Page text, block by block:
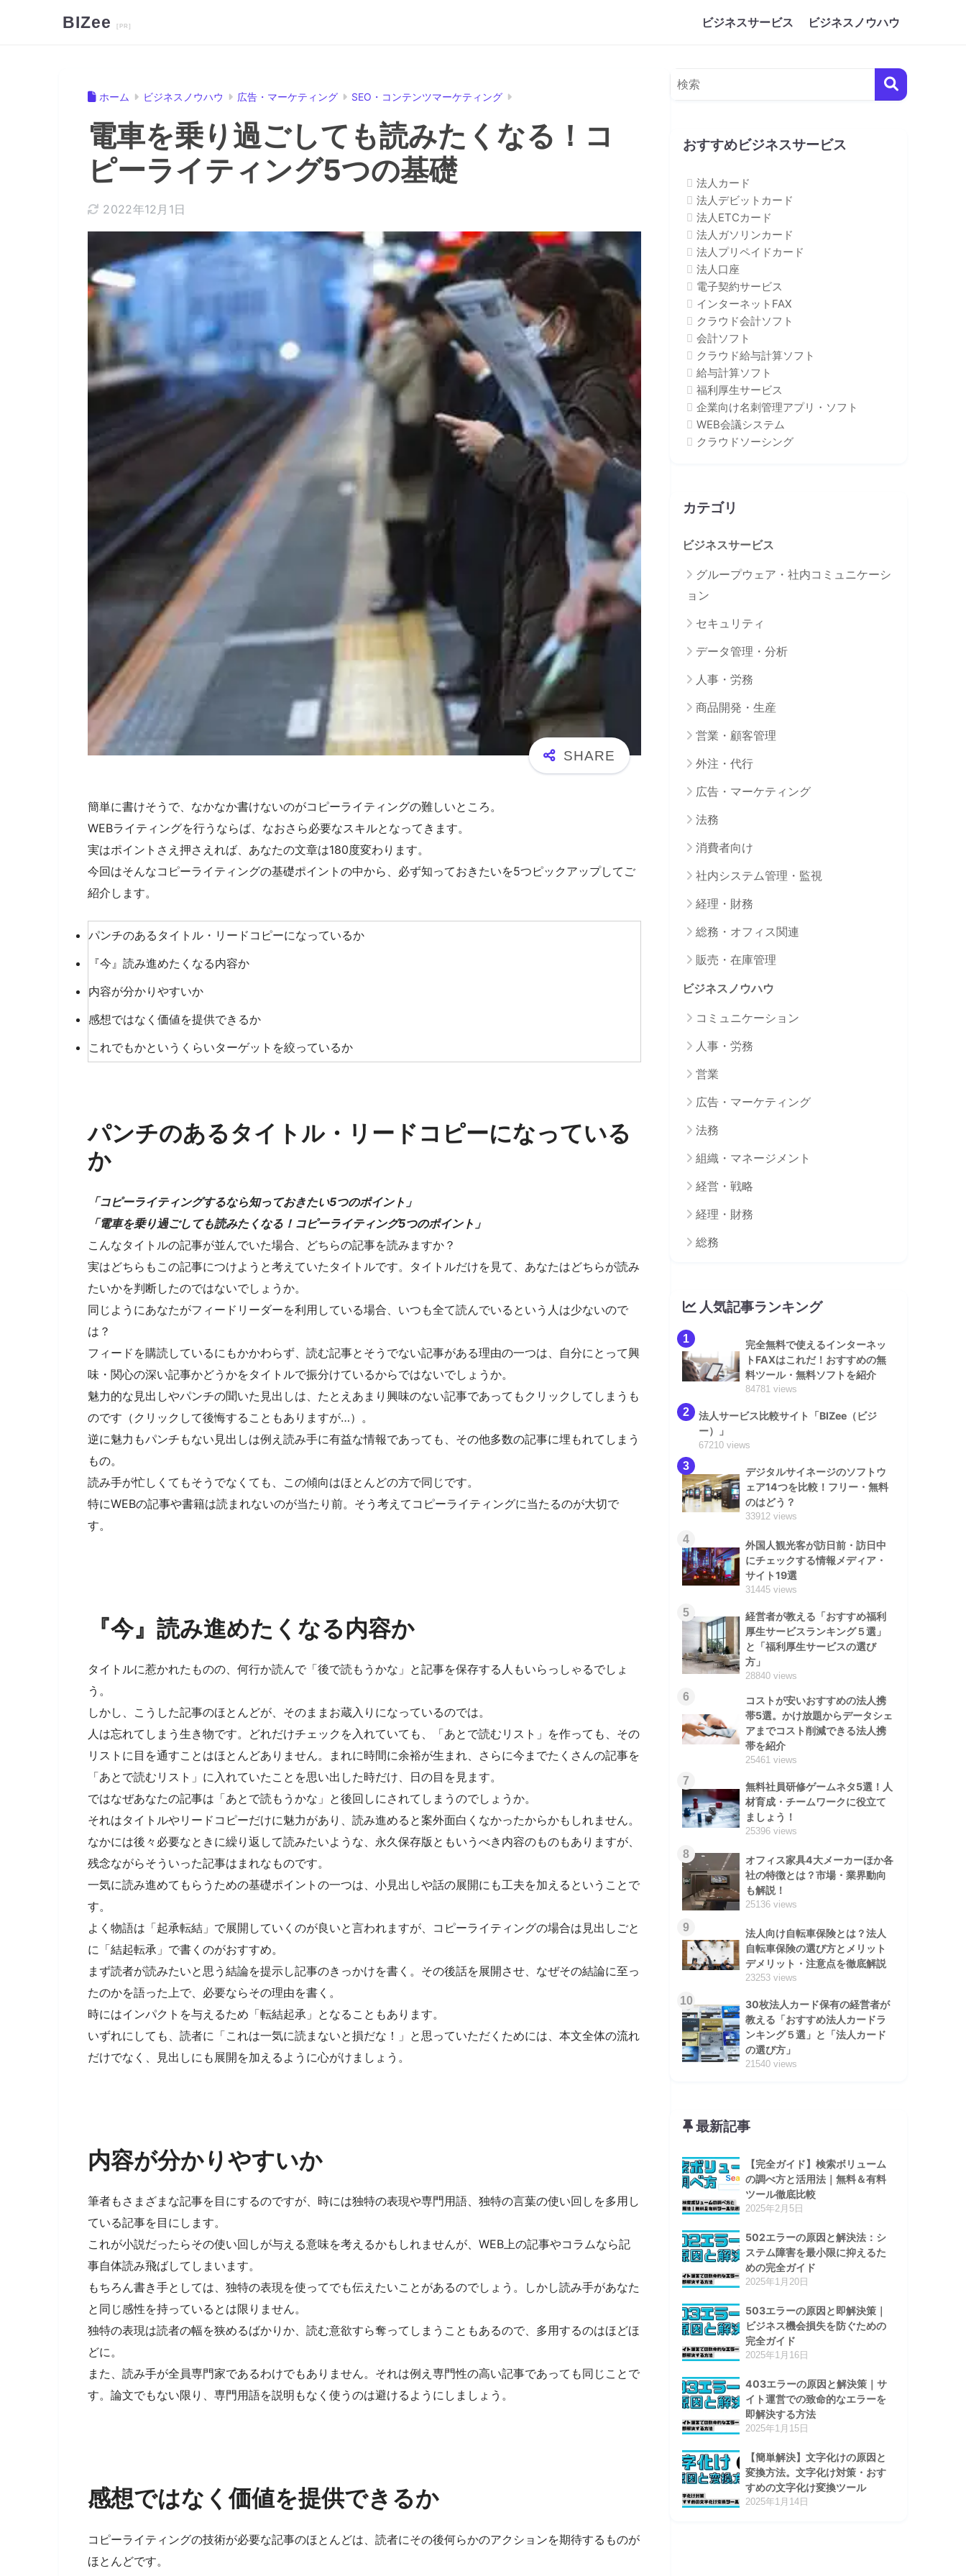
BIZee ビジネスサービス ビジネスノウハウ
ホーム ビジネスノウハウ 広告・マーケティング SEO・コンテンツマーケティング
電車を乗り過ごしても読みたくなる！コ
ピーライティング5つの基礎
2022年12月1日
簡単に書けそうで、なかなか書けないのがコピーライティングの難しいところ。
WEBライティングを行うならば、なおさら必要なスキルとなってきます。
実はポイントさえ押さえれば、あなたの文章は180度変わります。
今回はそんなコピーライティングの基礎ポイントの中から、必ず知っておきたいを5つピックアップしてご
紹介します。
パンチのあるタイトル・リードコピーになっているか
『今』読み進めたくなる内容か
内容が分かりやすいか
感想ではなく価値を提供できるか
これでもかというくらいターゲットを絞っているか
パンチのあるタイトル・リードコピーになっている
か
「コピーライティングするなら知っておきたい5つのポイント」
「電車を乗り過ごしても読みたくなる！コピーライティング5つのポイント」
こんなタイトルの記事が並んでいた場合、どちらの記事を読みますか？
実はどちらもこの記事につけようと考えていたタイトルです。タイトルだけを見て、あなたはどちらが読み
たいかを判断したのではないでしょうか。
同じようにあなたがフィードリーダーを利用している場合、いつも全て読んでいるという人は少ないので
は？
フィードを購読しているにもかかわらず、読む記事とそうでない記事がある理由の一つは、自分にとって興
味・関心の深い記事かどうかをタイトルで振分けているからではないでしょうか。
魅力的な見出しやパンチの聞いた見出しは、たとえあまり興味のない記事であってもクリックしてしまうも
のです（クリックして後悔することもありますが…）。
逆に魅力もパンチもない見出しは例え読み手に有益な情報であっても、その他多数の記事に埋もれてしまう
もの。
読み手が忙しくてもそうでなくても、この傾向はほとんどの方で同じです。
特にWEBの記事や書籍は読まれないのが当たり前。そう考えてコピーライティングに当たるのが大切で
す。
『今』読み進めたくなる内容か
タイトルに惹かれたものの、何行か読んで「後で読もうかな」と記事を保存する人もいらっしゃるでしょ
う。
しかし、こうした記事のほとんどが、そのままお蔵入りになっているのでは。
人は忘れてしまう生き物です。どれだけチェックを入れていても、「あとで読むリスト」を作っても、その
リストに目を通すことはほとんどありません。まれに時間に余裕が生まれ、さらに今までたくさんの記事を
「あとで読むリスト」に入れていたことを思い出した時だけ、日の目を見ます。
ではなぜあなたの記事は「あとで読もうかな」と後回しにされてしまうのでしょうか。
それはタイトルやリードコピーだけに魅力があり、読み進めると案外面白くなかったからかもしれません。
なかには後々必要なときに繰り返して読みたいような、永久保存版ともいうべき内容のものもありますが、
残念ながらそういった記事はまれなものです。
一気に読み進めてもらうための基礎ポイントの一つは、小見出しや話の展開にも工夫を加えるということで
す。
よく物語は「起承転結」で展開していくのが良いと言われますが、コピーライティングの場合は見出しごと
に「結起転承」で書くのがおすすめ。
まず読者が読みたいと思う結論を提示し記事のきっかけを書く。その後話を展開させ、なぜその結論に至っ
たのかを語った上で、必要ならその理由を書く。
時にはインパクトを与えるため「転結起承」となることもあります。
いずれにしても、読者に「これは一気に読まないと損だな！」と思っていただくためには、本文全体の流れ
だけでなく、見出しにも展開を加えるように心がけましょう。
内容が分かりやすいか
筆者もさまざまな記事を目にするのですが、時には独特の表現や専門用語、独特の言葉の使い回しを多用し
ている記事を目にします。
これが小説だったらその使い回しが与える意味を考えるかもしれませんが、WEB上の記事やコラムなら記
事自体読み飛ばしてしまいます。
もちろん書き手としては、独特の表現を使ってでも伝えたいことがあるのでしょう。しかし読み手があなた
と同じ感性を持っているとは限りません。
独特の表現は読者の幅を狭めるばかりか、読む意欲すら奪ってしまうこともあるので、多用するのはほどほ
どに。
また、読み手が全員専門家であるわけでもありません。それは例え専門性の高い記事であっても同じことで
す。論文でもない限り、専門用語を説明もなく使うのは避けるようにしましょう。
感想ではなく価値を提供できるか
コピーライティングの技術が必要な記事のほとんどは、読者にその後何らかのアクションを期待するものが
ほとんどです。
おすすめビジネスサービス
法人カード
法人デビットカード
法人ETCカード
法人ガソリンカード
法人プリペイドカード
法人口座
電子契約サービス
インターネットFAX
クラウド会計ソフト
会計ソフト
クラウド給与計算ソフト
給与計算ソフト
福利厚生サービス
企業向け名刺管理アプリ・ソフト
WEB会議システム
クラウドソーシング
カテゴリ
ビジネスサービス
グループウェア・社内コミュニケーシ
ョン
セキュリティ
データ管理・分析
人事・労務
商品開発・生産
営業・顧客管理
外注・代行
広告・マーケティング
法務
消費者向け
社内システム管理・監視
経理・財務
総務・オフィス関連
販売・在庫管理
ビジネスノウハウ
コミュニケーション
人事・労務
営業
広告・マーケティング
法務
組織・マネージメント
経営・戦略
経理・財務
総務
人気記事ランキング
1
完全無料で使えるインターネッ
トFAXはこれだ！おすすめの無
料ツール・無料ソフトを紹介
84781 views
2
法人サービス比較サイト「BIZee（ビジ
ー）」
67210 views
3
デジタルサイネージのソフトウ
ェア14つを比較！フリー・無料
のはどう？
33912 views
4
外国人観光客が訪日前・訪日中
にチェックする情報メディア・
サイト19選
31445 views
5
経営者が教える「おすすめ福利
厚生サービスランキング５選」
と「福利厚生サービスの選び
方」
28840 views
6
コストが安いおすすめの法人携
帯5選。かけ放題からデータシェ
アまでコスト削減できる法人携
帯を紹介
25461 views
7
無料社員研修ゲームネタ5選！人
材育成・チームワークに役立て
ましょう！
25396 views
8
オフィス家具4大メーカーほか各
社の特徴とは？市場・業界動向
も解説！
25136 views
9
法人向け自転車保険とは？法人
自転車保険の選び方とメリット
デメリット・注意点を徹底解説
23253 views
10
30枚法人カード保有の経営者が
教える「おすすめ法人カードラ
ンキング５選」と「法人カード
の選び方」
21540 views
最新記事
【完全ガイド】検索ボリューム
の調べ方と活用法｜無料＆有料
ツール徹底比較
2025年2月5日
502エラーの原因と解決法：シ
ステム障害を最小限に抑えるた
めの完全ガイド
2025年1月20日
503エラーの原因と即解決策｜
ビジネス機会損失を防ぐための
完全ガイド
2025年1月16日
403エラーの原因と解決策｜サ
イト運営での致命的なエラーを
即解決する方法
2025年1月15日
【簡単解決】文字化けの原因と
変換方法。文字化け対策・おす
すめの文字化け変換ツール
2025年1月14日